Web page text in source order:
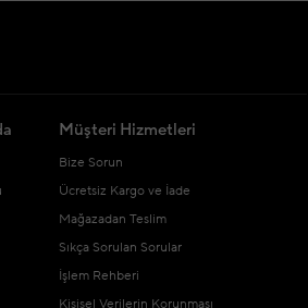
Müşteri Hizmetleri
Bize Sorun
Ücretsiz Kargo ve İade
Mağazadan Teslim
Sıkça Sorulan Sorular
İşlem Rehberi
Kişisel Verilerin Korunması